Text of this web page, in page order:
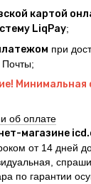
картой
LiqPay;
при
Минимальная
об оплате
магазине
от 14 дней
по гарантии